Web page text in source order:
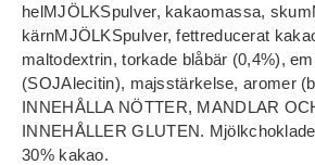
helMJÖLKSpulver, kakaomassa,
kärnMJÖLKSpulver, fettreducerat
maltodextrin, torkade blåbär (0,4%),
(SOJAlecitin), majsstärkelse, aromer
INNEHÅLLA NÖTTER, MANDLAR
INNEHÅLLER GLUTEN.
30% kakao.